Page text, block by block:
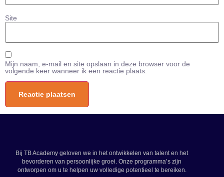
Site
Mijn naam, e-mail en site opslaan in deze browser voor de
volgende keer wanneer ik een reactie plaats.
Bij TB Academy geloven we in het ontwikkelen van talent en het
bevorderen van persoonlijke groei. Onze programma’s zijn
ontworpen om u te helpen uw volledige potentieel te bereiken.